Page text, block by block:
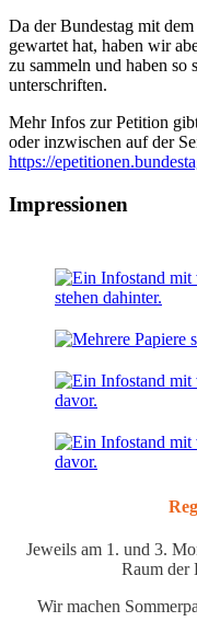
Da der Bundestag mit
gewartet hat, haben wir
zu sammeln und haben so
unterschriften.
Mehr Infos zur Petition
oder inzwischen auf der
https://
Impressionen
Jeweils am 1. und 3.
Raum der
Wir machen